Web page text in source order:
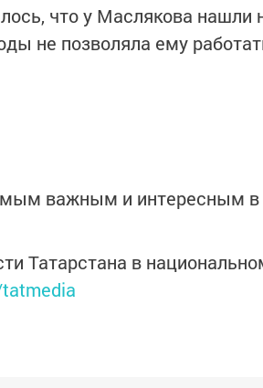
что у Маслякова нашли
не позволяла ему
важным и интересным в
Татарстана в